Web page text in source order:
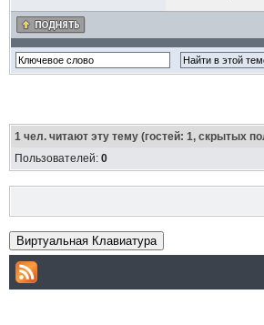
1чел. читают эту тему (гостей: 1, скрытых
Пользователей: 0
Виртуальная Клавиатура